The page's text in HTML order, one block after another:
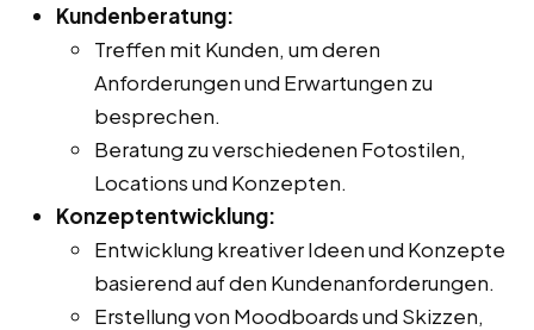
Kundenberatung:
Treffen mit Kunden, um deren
Anforderungen und Erwartungen zu
besprechen.
Beratung zu verschiedenen Fotostilen,
Locations und Konzepten.
Konzeptentwicklung:
Entwicklung kreativer Ideen und Konzepte
basierend auf den Kundenanforderungen.
Erstellung von Moodboards und Skizzen,